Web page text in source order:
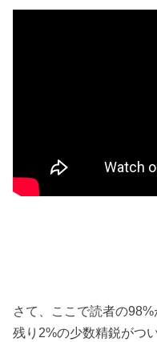
さて、ここで読者の98%
残り2%の少数精鋭がつ